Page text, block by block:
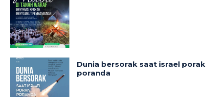
Dunia bersorak saat israel porak
poranda